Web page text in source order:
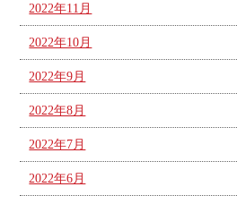
2022年11月
2022年10月
2022年9月
2022年8月
2022年7月
2022年6月